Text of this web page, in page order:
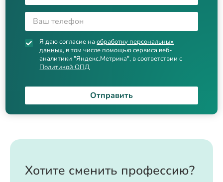
Я даю согласие наобработку персональных
данных, в том числе помощью сервиса веб-
аналитики "Яндекс.Метрика", в соответствии с
Политикой ОПД
Отправить
Хотите сменить профессию?